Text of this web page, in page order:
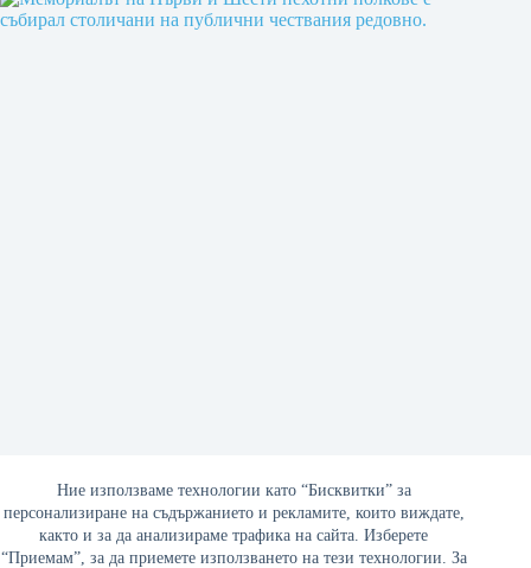
Ние използваме технологии като “Бисквитки” за
персонализиране на съдържанието и рекламите, които виждате,
както и за да анализираме трафика на сайта. Изберете
“Приемам”, за да приемете използването на тези технологии. За
17/02/2023